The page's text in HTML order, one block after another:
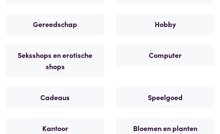
Gereedschap Hobby
Seksshops en erotische
shops
Computer
Cadeaus Speelgoed
Kantoor Bloemen en planten